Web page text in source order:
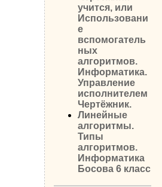
учится, или
Использовани
е
вспомогатель
ных
алгоритмов.
Информатика.
Управление
исполнителем
Чертёжник.
Линейные
алгоритмы.
Типы
алгоритмов.
Информатика
Босова 6 класс